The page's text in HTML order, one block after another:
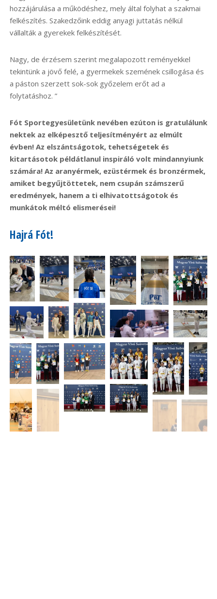
hozzájárulása a működéshez, mely által folyhat a szakmai
felkészítés. Szakedzőink eddig anyagi juttatás nélkül
vállalták a gyerekek felkészítését.
Nagy, de érzésem szerint megalapozott reményekkel
tekintünk a jövő felé, a gyermekek szemének csillogása és
a páston szerzett sok-sok győzelem erőt ad a
folytatáshoz. ”
Fót Sportegyesületünk nevében ezúton is gratulálunk
nektek az elképesztő teljesítményért az elmúlt
évben! Az elszántságotok, tehetségetek és
kitartásotok példátlanul inspiráló volt mindannyiunk
számára! Az aranyérmek, ezüstérmek és bronzérmek,
amiket begyűjtöttetek, nem csupán számszerű
eredmények, hanem a ti elhivatottságotok és
munkátok méltó elismerései!
Hajrá Fót!